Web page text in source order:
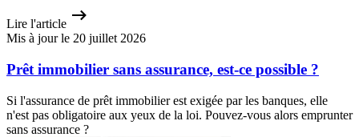
Lire l'article
Mis à jour le 20 juillet 2026
Prêt immobilier sans assurance, est-ce possible ?
Si l'assurance de prêt immobilier est exigée par les banques, elle
n'est pas obligatoire aux yeux de la loi. Pouvez-vous alors emprunter
sans assurance ?